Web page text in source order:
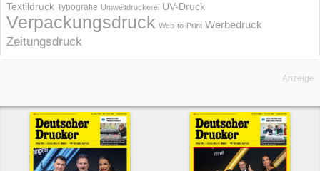
Textildruck Typografie Umweltdruckerei UV-Druck
Verpackungsdruck Web-to-Print Werbedruck
Zeitungsdruck
Anzeige